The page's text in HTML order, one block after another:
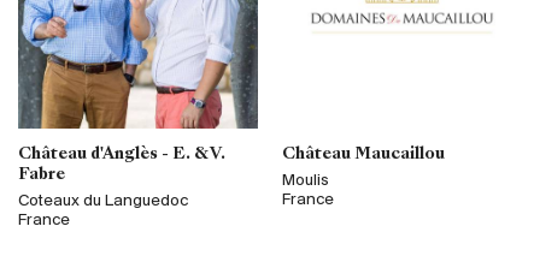
Château d'Anglès - E. & V.
Fabre
Coteaux du Languedoc
France
Château Maucaillou
Moulis
France